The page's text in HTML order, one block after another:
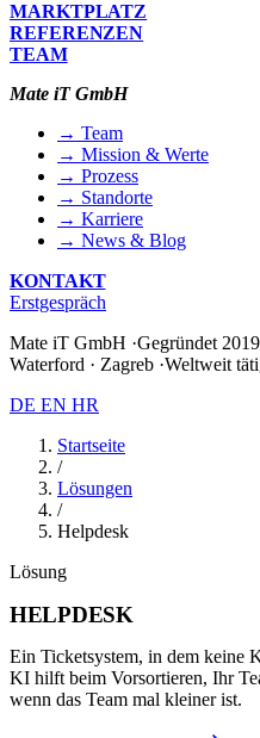
MARKTPLATZ
REFERENZEN
TEAM
Mate iT GmbH
→ Team
→ Mission & Werte
→ Prozess
→ Standorte
→ Karriere
→ News & Blog
KONTAKT
Erstgespräch
Mate iT GmbH ·Gegründet 2019
Waterford · Zagreb ·Weltweit
DE EN HR
Startseite
/
Lösungen
/
Helpdesk
Lösung
HELPDESK
Ein Ticketsystem, in dem keine
KI hilft beim Vorsortieren, Ihr
wenn das Team mal kleiner ist.